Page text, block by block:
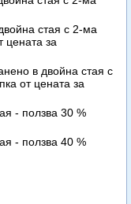
стая с 2-ма
цената за
в двойна стая с
от цената за
- ползва 30 %
- ползва 40 %